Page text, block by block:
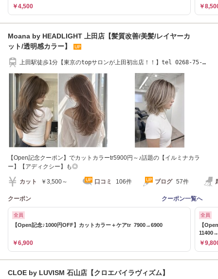
￥4,500 ￥
Moana by HEADLIGHT 上田店【髪質改善/美髪/レイヤーカ
ット/透明感カラー】
上田駅徒歩1分【東京のtopサロンが上田初出店！！】tel 0268-75-
【Open記念クーポン】でカットカラーtr5900円～♪話題の【イルミナカラ
ー】【アディクシー】も◎
カット ￥3,500～ 口コミ 106件 ブログ 57件
クーポン クーポン一覧へ
全員
【Open記念♪1000円OFF】カットカラー＋ケアtr 7900→6900
￥6,900
全員
【
￥
CLOE by LUVISM 石山店【クロエバイラヴィズム】